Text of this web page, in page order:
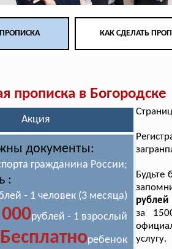
КАК СДЕЛАТЬ
прописка в Богородске
Акция
документы:
гражданина России;
:
- 1 человек (3 месяца)
рублей - 1 взрослый
Бесплатноребенок
Будьте
за
услугу.